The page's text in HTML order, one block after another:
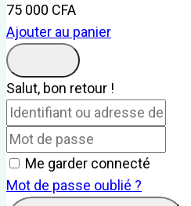
75 000 CFA
Ajouter au panier
Salut, bon retour !
Me garder connecté
Mot de passe oublié ?